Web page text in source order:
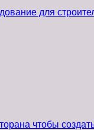
для
чтобы